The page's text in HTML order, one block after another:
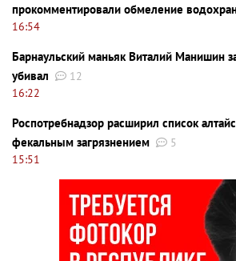
прокомментировали обмеление
16:54
Барнаульский маньяк Виталий Манишин
убивал
12
16:22
Роспотребнадзор расширил список
фекальным загрязнением
5
15:51